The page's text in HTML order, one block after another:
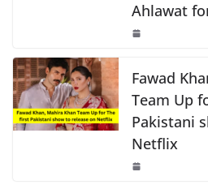
Ahlawat
Fawad
Team Up
Pakistani
Netflix